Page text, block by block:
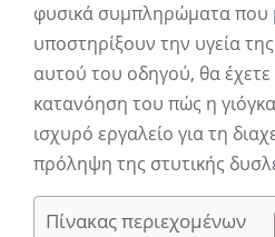
φυσικά συμπληρώματα
υποστηρίξουν την υγεία
αυτού του οδηγού, θα
κατανόηση του πώς η
ισχυρό εργαλείο για τη
πρόληψη της στυτικής
Πίνακας περιεχομένων